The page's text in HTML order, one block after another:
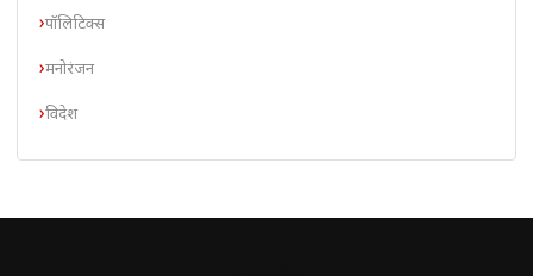
पॉलिटिक्स
मनोरंजन
विदेश